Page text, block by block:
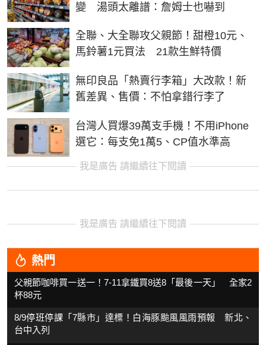
變 湯頭太離譜：詹姆士也嚇到
全聯、大全聯攻父親節！甜橙10元、
馬鈴薯1元買法 21款生鮮特價
無印良品「熱賣行李箱」大改款！新
舊差異、售價：不怕拿錯行李了
台灣人買爆39萬支手機！不用iPhone
選它：每支免1萬5、CP值水準高
我是廣告 請繼續往下閱讀
我是廣告 請繼續往下閱讀
熱門
父親節咖啡買一送一！7-11拿鐵買8送8「最後一天」 全家2
杯88元
8/9停班停課「7縣市」達標！白海豚颱風風雨預報 新北、
台中入列